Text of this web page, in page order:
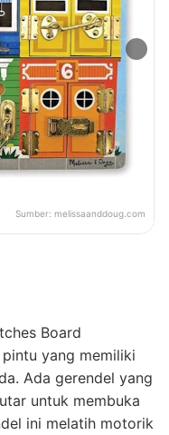
Sumber: melissaanddoug.com
Board
yang memiliki
Ada gerendel yang
untuk membuka
ini melatih motorik